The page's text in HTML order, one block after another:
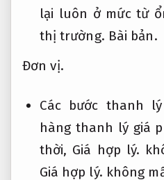
lại luôn ở mức từ
thị trường. Bài bản.
Đơn vị.
Các bước thanh
hàng thanh lý giá
thời, Giá hợp lý.
Giá hợp lý. không